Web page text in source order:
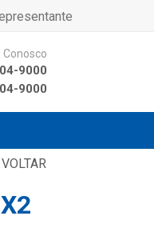
Conosco
9000
9000
VOLTAR